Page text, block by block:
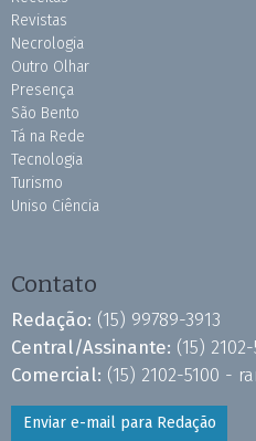
Revistas
Necrologia
Outro Olhar
Presença
São Bento
Tá na Rede
Tecnologia
Turismo
Uniso Ciência
Contato
Redação: (15) 99789-3913
Central/Assinante: (15)
Comercial: (15) 2102-5100 -
Enviar e-mail para Redação